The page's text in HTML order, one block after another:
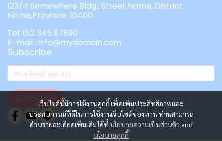
เว็บไซต์นี้มีการใช้งานคุกกี้ เพื่อเพิ่มประสิทธิภาพและ
ประสบการณ์ที่ดีในการใช้งานเว็บไซต์ของท่าน ท่านสามารถ
อ่านรายละเอียดเพิ่มเติมได้ที่ นโยบายความเป็นส่วนตัว and
นโยบายคุกกี้
123/4 Somewhere Bldg., Street Name, District
Name,Province, 10400
Tel: 012 345 67890
E-mail : info@mydomain.com
Subscribe
Subscribe